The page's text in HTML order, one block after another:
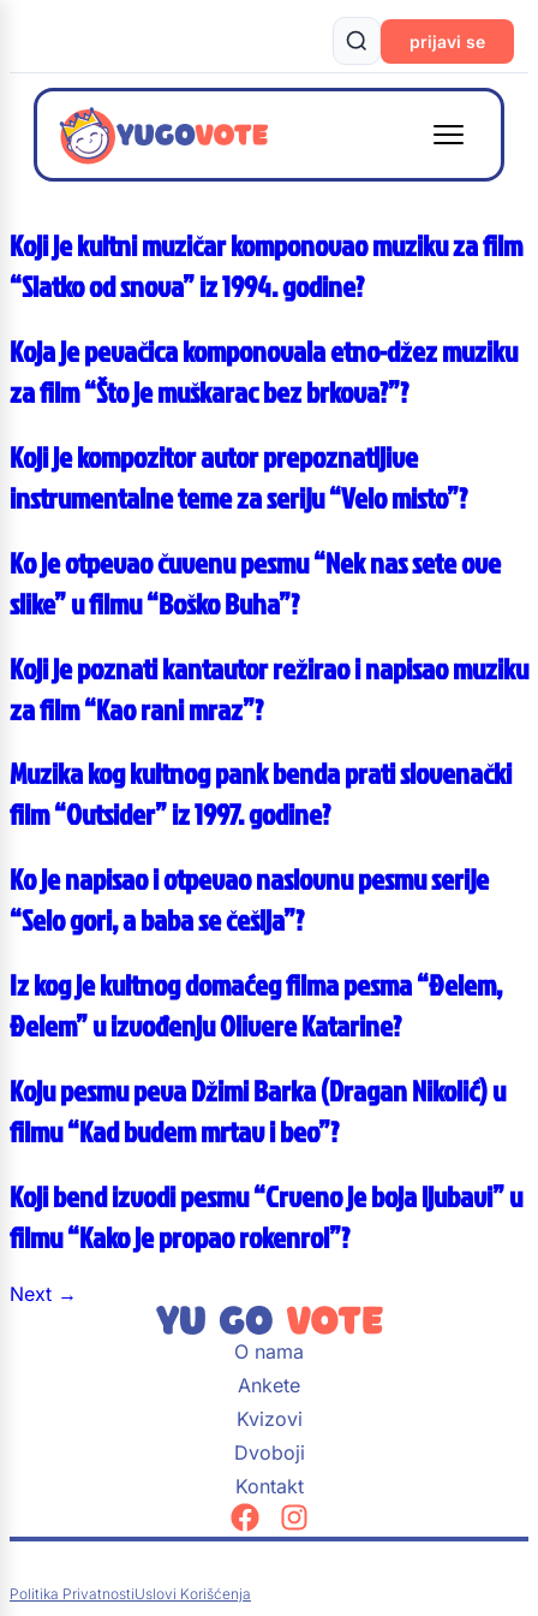
prijavi se
Koji je kultni muzičar komponovao muziku za film
“Slatko od snova” iz 1994. godine?
Koja je pevačica komponovala etno-džez muziku
za film “Što je muškarac bez brkova?”?
Koji je kompozitor autor prepoznatljive
instrumentalne teme za seriju “Velo misto”?
Ko je otpevao čuvenu pesmu “Nek nas sete ove
slike” u filmu “Boško Buha”?
Koji je poznati kantautor režirao i napisao muziku
za film “Kao rani mraz”?
Muzika kog kultnog pank benda prati slovenački
film “Outsider” iz 1997. godine?
Ko je napisao i otpevao naslovnu pesmu serije
“Selo gori, a baba se češlja”?
Iz kog je kultnog domaćeg filma pesma “Đelem,
Đelem” u izvođenju Olivere Katarine?
Koju pesmu peva Džimi Barka (Dragan Nikolić) u
filmu “Kad budem mrtav i beo”?
Koji bend izvodi pesmu “Crveno je boja ljubavi” u
filmu “Kako je propao rokenrol”?
Next →
O nama
Ankete
Kvizovi
Dvoboji
Kontakt
Politika PrivatnostiUslovi Korišćenja